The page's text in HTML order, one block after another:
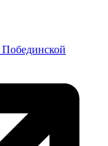
Побединской